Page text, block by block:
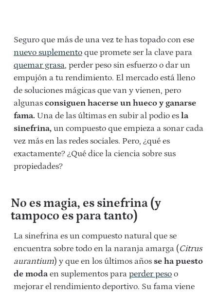
Seguro que más de una vez te has topado con ese
nuevo suplemento que promete ser la clave para
quemar grasa, perder peso sin esfuerzo o dar un
empujón a tu rendimiento. El mercado está lleno
de soluciones mágicas que van y vienen, pero
algunas consiguen hacerse un hueco y ganarse
fama. Una de las últimas en subir al podio es la
sinefrina, un compuesto que empieza a sonar cada
vez más en las redes sociales. Pero, ¿qué es
exactamente? ¿Qué dice la ciencia sobre sus
propiedades?
No es magia, es sinefrina (y
tampoco es para tanto)
La sinefrina es un compuesto natural que se
encuentra sobre todo en la naranja amarga (Citrus
aurantium) y que en los últimos años se ha puesto
de moda en suplementos para perder peso o
mejorar el rendimiento deportivo. Su fama viene